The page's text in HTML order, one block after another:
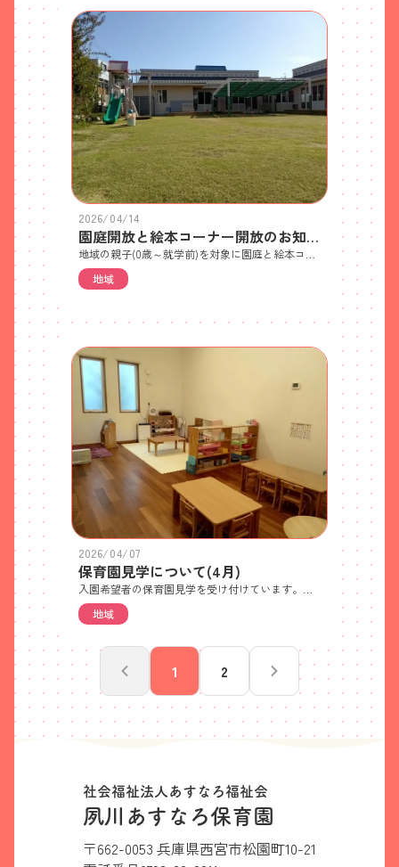
2026/04/14
園庭開放と絵本コーナー開放のお知らせ
地域
2026/04/07
保育園見学について(4月)
入園希望者の保育園見学を受け付けています。ご希望の方は電話でご予約ください。 ・見学日 1回目：4月24日(金) 2回目：4月28日(火)・10時から約30分程度で園全体と保育内容についてご紹介します・各日先着5世帯 世帯ごとの人数制限はありません・特に持ち物はありません・徒歩か自転車でお越しください(ベビーカー可) ※自転車やベビーカーは駐輪場においてください 駐車場はご利用いただけません。近隣のパーキングをご利用ください。また、園前道路での車の駐停車も禁止です。送迎してもらう場合やタクシーをご利用の場合は、園前道路を避けたところで乗り降りしてください
地域
1 2
社会福祉法人あすなろ福祉会
夙川あすなろ保育園
〒662-0053 兵庫県西宮市松園町10-21